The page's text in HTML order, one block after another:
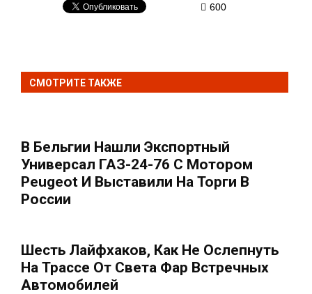
600
СМОТРИТЕ ТАКЖЕ
В Бельгии Нашли Экспортный
Универсал ГАЗ-24-76 С Мотором
Peugeot И Выставили На Торги В
России
Шесть Лайфхаков, Как Не Ослепнуть
На Трассе От Света Фар Встречных
Автомобилей